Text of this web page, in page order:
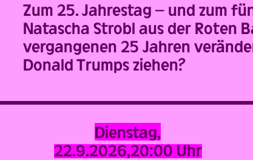
Zum 25. Jahrestag – und zum
Natascha Strobl aus der Roten
vergangenen 25 Jahren
Donald Trumps ziehen?
Dienstag,
22.9.2026,20:00 Uhr